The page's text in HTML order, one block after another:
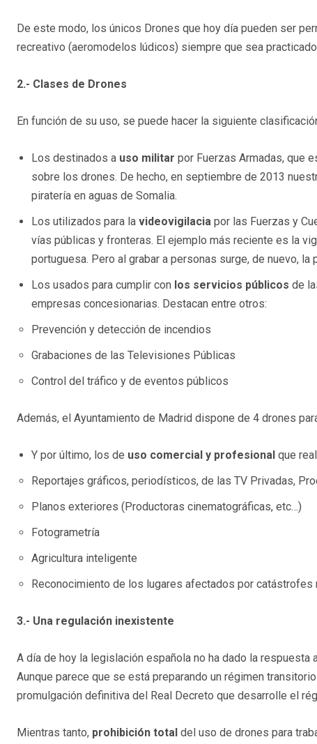
De este modo, los únicos Drones que hoy día pueden ser
recreativo (aeromodelos lúdicos) siempre que sea
2.- Clases de Drones
En función de su uso, se puede hacer la siguiente
Los destinados a uso militar por Fuerzas Armadas, que
sobre los drones. De hecho, en septiembre de 2013
piratería en aguas de Somalia.
Los utilizados para la videovigilacia por las Fuerzas y
vías públicas y fronteras. El ejemplo más reciente es la
portuguesa. Pero al grabar a personas surge, de nuevo, la
Los usados para cumplir con los servicios públicos de
empresas concesionarias. Destacan entre otros:
Prevención y detección de incendios
Grabaciones de las Televisiones Públicas
Control del tráfico y de eventos públicos
Además, el Ayuntamiento de Madrid dispone de 4 drones
Y por último, los de uso comercial y profesional que
Reportajes gráficos, periodísticos, de las TV Privadas,
Planos exteriores (Productoras cinematográficas, etc…)
Fotogrametría
Agricultura inteligente
Reconocimiento de los lugares afectados por catástrofes
3.- Una regulación inexistente
A día de hoy la legislación española no ha dado la
Aunque parece que se está preparando un régimen
promulgación definitiva del Real Decreto que desarrolle el
Mientras tanto, prohibición total del uso de drones para